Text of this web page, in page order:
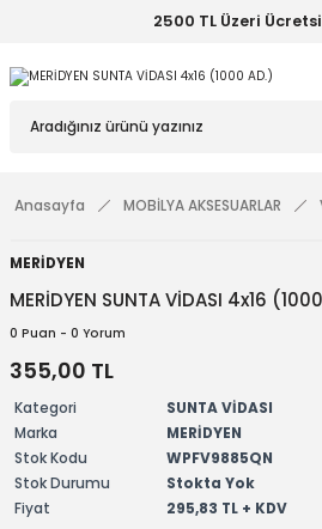
2500 TL Üzeri
Anasayfa MOBİLYA AKSESUARLAR
MERİDYEN
MERİDYEN SUNTA VİDASI 4x16
0 Puan - 0 Yorum
355,00 TL
Kategori
SUNTA VİDASI
Marka
MERİDYEN
Stok Kodu
WPFV9885QN
Stok Durumu
Stokta Yok
Fiyat
295,83 TL + KDV